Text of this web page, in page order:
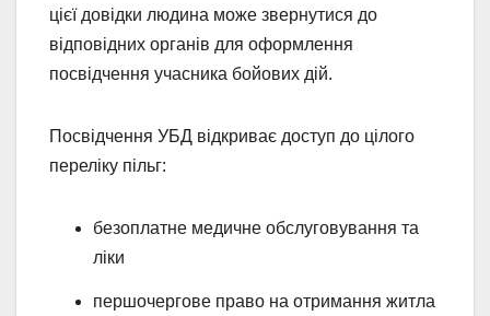
цієї довідки людина може звернутися до
відповідних органів для оформлення
посвідчення учасника бойових дій.
Посвідчення УБД відкриває доступ до цілого
переліку пільг:
безоплатне медичне обслуговування та
ліки
першочергове право на отримання житла